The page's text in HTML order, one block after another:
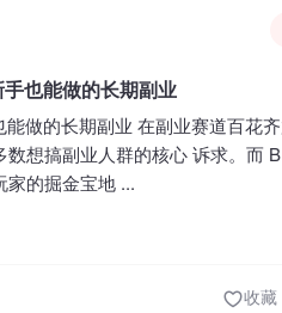
也能做的长期副业
做的长期副业 在副业赛道百花
想搞副业人群的核心 诉求。而
的掘金宝地 ...
收藏